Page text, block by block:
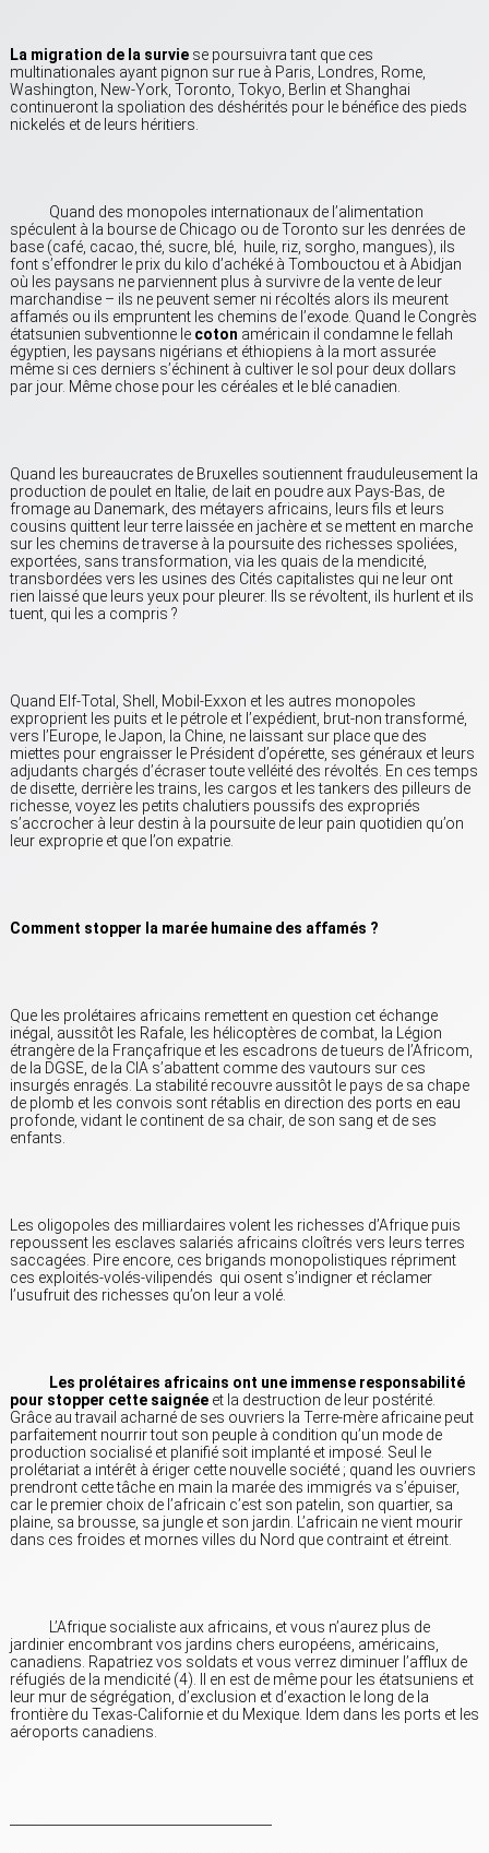
La migration de la survie se poursuivra tant que ces
multinationales ayant pignon sur rue à Paris, Londres, Rome,
Washington, New-York, Toronto, Tokyo, Berlin et Shanghai
continueront la spoliation des déshérités pour le bénéfice des pieds
nickelés et de leurs héritiers.
Quand des monopoles internationaux de l’alimentation
spéculent à la bourse de Chicago ou de Toronto sur les denrées de
base (café, cacao, thé, sucre, blé, huile, riz, sorgho, mangues), ils
font s’effondrer le prix du kilo d’achéké à Tombouctou et à Abidjan
où les paysans ne parviennent plus à survivre de la vente de leur
marchandise – ils ne peuvent semer ni récoltés alors ils meurent
affamés ou ils empruntent les chemins de l’exode. Quand le Congrès
étatsunien subventionne le coton américain il condamne le fellah
égyptien, les paysans nigérians et éthiopiens à la mort assurée
même si ces derniers s’échinent à cultiver le sol pour deux dollars
par jour. Même chose pour les céréales et le blé canadien.
Quand les bureaucrates de Bruxelles soutiennent frauduleusement la
production de poulet en Italie, de lait en poudre aux Pays-Bas, de
fromage au Danemark, des métayers africains, leurs fils et leurs
cousins quittent leur terre laissée en jachère et se mettent en marche
sur les chemins de traverse à la poursuite des richesses spoliées,
exportées, sans transformation, via les quais de la mendicité,
transbordées vers les usines des Cités capitalistes qui ne leur ont
rien laissé que leurs yeux pour pleurer. Ils se révoltent, ils hurlent et ils
tuent, qui les a compris ?
Quand Elf-Total, Shell, Mobil-Exxon et les autres monopoles
exproprient les puits et le pétrole et l’expédient, brut-non transformé,
vers l’Europe, le Japon, la Chine, ne laissant sur place que des
miettes pour engraisser le Président d’opérette, ses généraux et leurs
adjudants chargés d’écraser toute velléité des révoltés. En ces temps
de disette, derrière les trains, les cargos et les tankers des pilleurs de
richesse, voyez les petits chalutiers poussifs des expropriés
s’accrocher à leur destin à la poursuite de leur pain quotidien qu’on
leur exproprie et que l’on expatrie.
Comment stopper la marée humaine des affamés ?
Que les prolétaires africains remettent en question cet échange
inégal, aussitôt les Rafale, les hélicoptères de combat, la Légion
étrangère de la Françafrique et les escadrons de tueurs de l’Africom,
de la DGSE, de la CIA s’abattent comme des vautours sur ces
insurgés enragés. La stabilité recouvre aussitôt le pays de sa chape
de plomb et les convois sont rétablis en direction des ports en eau
profonde, vidant le continent de sa chair, de son sang et de ses
enfants.
Les oligopoles des milliardaires volent les richesses d’Afrique puis
repoussent les esclaves salariés africains cloîtrés vers leurs terres
saccagées. Pire encore, ces brigands monopolistiques répriment
ces exploités-volés-vilipendés qui osent s’indigner et réclamer
l’usufruit des richesses qu’on leur a volé.
Les prolétaires africains ont une immense responsabilité
pour stopper cette saignée et la destruction de leur postérité.
Grâce au travail acharné de ses ouvriers la Terre-mère africaine peut
parfaitement nourrir tout son peuple à condition qu’un mode de
production socialisé et planifié soit implanté et imposé. Seul le
prolétariat a intérêt à ériger cette nouvelle société ; quand les ouvriers
prendront cette tâche en main la marée des immigrés va s’épuiser,
car le premier choix de l’africain c’est son patelin, son quartier, sa
plaine, sa brousse, sa jungle et son jardin. L’africain ne vient mourir
dans ces froides et mornes villes du Nord que contraint et étreint.
L’Afrique socialiste aux africains, et vous n’aurez plus de
jardinier encombrant vos jardins chers européens, américains,
canadiens. Rapatriez vos soldats et vous verrez diminuer l’afflux de
réfugiés de la mendicité (4). Il en est de même pour les étatsuniens et
leur mur de ségrégation, d’exclusion et d’exaction le long de la
frontière du Texas-Californie et du Mexique. Idem dans les ports et les
aéroports canadiens.